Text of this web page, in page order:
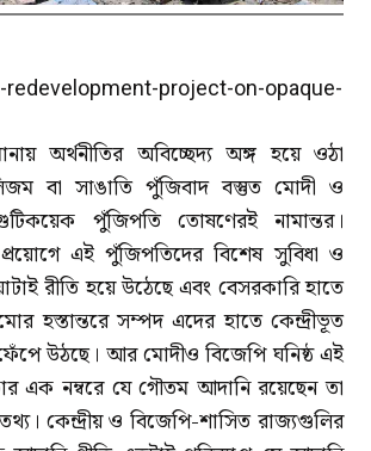
অর্থনীতির অবিচ্ছেদ্য অঙ্গ হয়ে ওঠা
বা সাঙাতি পুঁজিবাদ বস্তুত মোদী ও
পুঁজিপতি তোষণেরই নামান্তর।
এই পুঁজিপতিদের বিশেষ সুবিধা ও
রীতি হয়ে উঠেছে এবং বেসরকারি হাতে
হস্তান্তরে সম্পদ এদের হাতে কেন্দ্রীভূত
উঠছে। আর মোদীও বিজেপি ঘনিষ্ঠ এই
এক নম্বরে যে গৌতম আদানি রয়েছেন তা
কেন্দ্রীয় ও বিজেপি-শাসিত রাজ্যগুলির